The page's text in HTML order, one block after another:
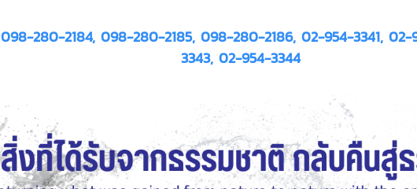
098-280-2184, 098-280-2185, 098-280-2186, 02-954-3341, 02-
3343, 02-954-3344